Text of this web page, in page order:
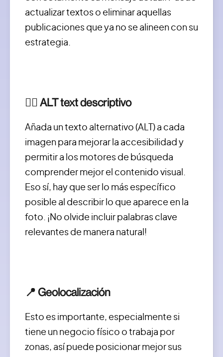
actualizar textos o eliminar aquellas
publicaciones que ya no se alineen con su
estrategia.
✍🏻 ALT text descriptivo
Añada un texto alternativo (ALT) a cada
imagen para mejorar la accesibilidad y
permitir a los motores de búsqueda
comprender mejor el contenido visual.
Eso sí, hay que ser lo más específico
posible al describir lo que aparece en la
foto. ¡No olvide incluir palabras clave
relevantes de manera natural!
📍 Geolocalización
Esto es importante, especialmente si
tiene un negocio físico o trabaja por
zonas, así puede posicionar mejor sus